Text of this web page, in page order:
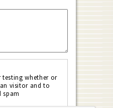
testing whether or
visitor and to
spam